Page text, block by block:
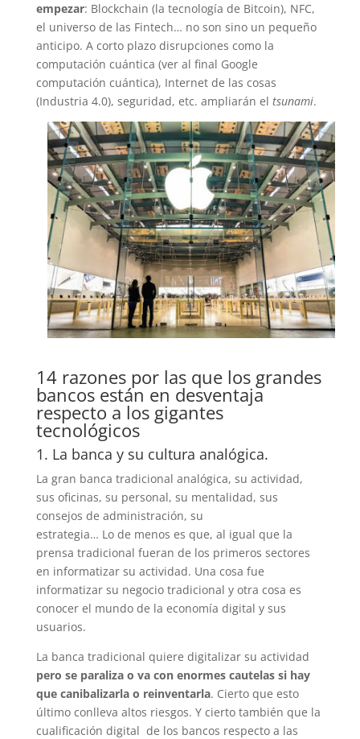
empezar: Blockchain (la tecnología de Bitcoin), NFC,
el universo de las Fintech… no son sino un pequeño
anticipo. A corto plazo disrupciones como la
computación cuántica (ver al final Google
computación cuántica), Internet de las cosas
(Industria 4.0), seguridad, etc. ampliarán el tsunami.
14 razones por las que los grandes
bancos están en desventaja
respecto a los gigantes
tecnológicos
1. La banca y su cultura analógica.
La gran banca tradicional analógica, su actividad,
sus oficinas, su personal, su mentalidad, sus
consejos de administración, su
estrategia… Lo de menos es que, al igual que la
prensa tradicional fueran de los primeros sectores
en informatizar su actividad. Una cosa fue
informatizar su negocio tradicional y otra cosa es
conocer el mundo de la economía digital y sus
usuarios.
La banca tradicional quiere digitalizar su actividad
pero se paraliza o va con enormes cautelas si hay
que canibalizarla o reinventarla. Cierto que esto
último conlleva altos riesgos. Y cierto también que la
cualificación digital de los bancos respecto a las